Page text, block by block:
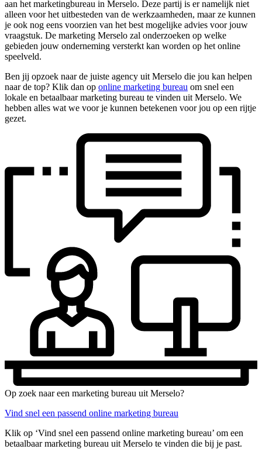
aan het marketingbureau in Merselo. Deze partij is er namelijk niet
alleen voor het uitbesteden van de werkzaamheden, maar ze kunnen
je ook nog eens voorzien van het best mogelijke advies voor jouw
vraagstuk. De marketing Merselo zal onderzoeken op welke
gebieden jouw onderneming versterkt kan worden op het online
speelveld.
Ben jij opzoek naar de juiste agency uit Merselo die jou kan helpen
naar de top? Klik dan op online marketing bureau om snel een
lokale en betaalbaar marketing bureau te vinden uit Merselo. We
hebben alles wat we voor je kunnen betekenen voor jou op een rijtje
gezet.
Op zoek naar een marketing bureau uit Merselo?
Vind snel een passend online marketing bureau
Klik op ‘Vind snel een passend online marketing bureau’ om een
betaalbaar marketing bureau uit Merselo te vinden die bij je past.